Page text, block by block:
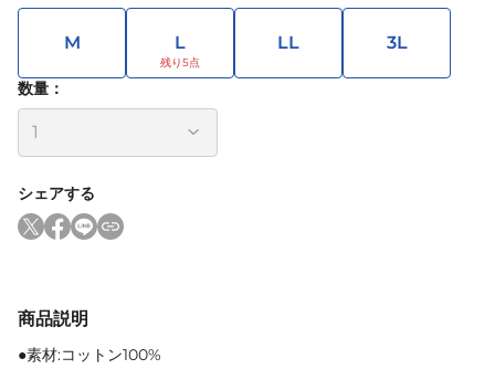
M L LL 3L
数量：
シェアする
商品説明
●素材:コットン100%